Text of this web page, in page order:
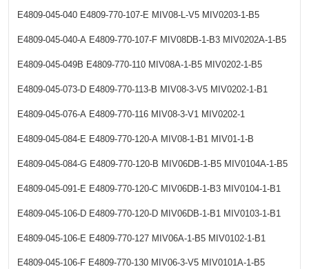
E4809-045-040 E4809-770-107-E MIV08-L-V5 MIV0203-1-B5
E4809-045-040-A E4809-770-107-F MIV08DB-1-B3 MIV0202A-1-B5
E4809-045-049B E4809-770-110 MIV08A-1-B5 MIV0202-1-B5
E4809-045-073-D E4809-770-113-B MIV08-3-V5 MIV0202-1-B1
E4809-045-076-A E4809-770-116 MIV08-3-V1 MIV0202-1
E4809-045-084-E E4809-770-120-A MIV08-1-B1 MIV01-1-B
E4809-045-084-G E4809-770-120-B MIV06DB-1-B5 MIV0104A-1-B5
E4809-045-091-E E4809-770-120-C MIV06DB-1-B3 MIV0104-1-B1
E4809-045-106-D E4809-770-120-D MIV06DB-1-B1 MIV0103-1-B1
E4809-045-106-E E4809-770-127 MIV06A-1-B5 MIV0102-1-B1
E4809-045-106-F E4809-770-130 MIV06-3-V5 MIV0101A-1-B5